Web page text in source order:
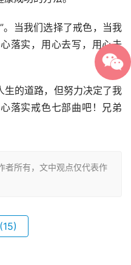
。当我们选择了戒色，当我
落实，用心去写，用心去
生的道路，但努力决定了我
落实戒色七部曲吧！兄弟
者所有，文中观点仅代表作
(15)